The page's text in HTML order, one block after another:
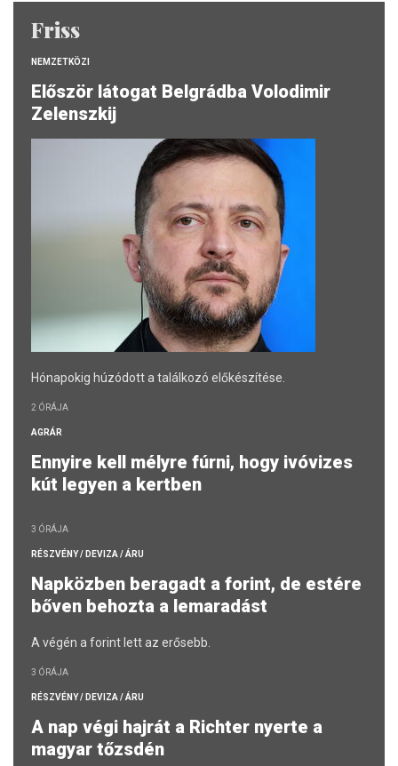
Friss
NEMZETKÖZI
Először látogat Belgrádba Volodimir
Zelenszkij
Hónapokig húzódott a találkozó előkészítése.
2 ÓRÁJA
AGRÁR
Ennyire kell mélyre fúrni, hogy ivóvizes
kút legyen a kertben
3 ÓRÁJA
RÉSZVÉNY / DEVIZA / ÁRU
Napközben beragadt a forint, de estére
bőven behozta a lemaradást
A végén a forint lett az erősebb.
3 ÓRÁJA
RÉSZVÉNY / DEVIZA / ÁRU
A nap végi hajrát a Richter nyerte a
magyar tőzsdén